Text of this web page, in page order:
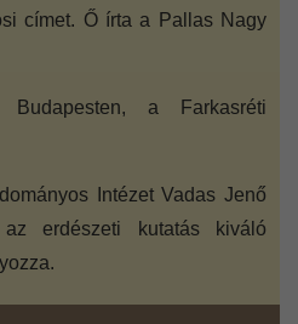
címet. Ő írta a Pallas Nagy
a Farkasréti
Intézet Vadas Jenő
erdészeti kutatás kiváló